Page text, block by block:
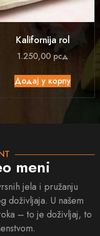
Kalifornija rol
1.250,00 рсд
Додај у корпу
meni
jela i pružanju
doživljaja. U našem
– to je doživljaj, to